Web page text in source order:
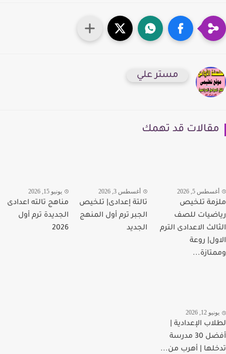
مستر علي
قد تهمك
5, 2026
تلخيص
للصف
الاعدادى الترم
روعة
أغسطس 3, 2026
تالتة إعدادى| تلخيص
الجبر ترم أول المنهج
الجديد
يونيو 15, 2026
مناهج تالته اعدادى
الجديدة ترم أول
2026
12, 2026
الإعدادية |
أفضل 30 مدرسة
| أهرب من...